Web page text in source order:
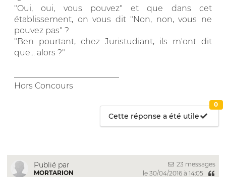
"Oui, oui, vous pouvez" et que dans cet
établissement, on vous dit "Non, non, vous ne
pouvez pas" ?
"Ben pourtant, chez Juristudiant, ils m'ont dit
que... alors ?"
Hors Concours
Cette réponse a été utile
0
Publié par
MORTARION
23 messages
le 30/04/2016 à 14:05